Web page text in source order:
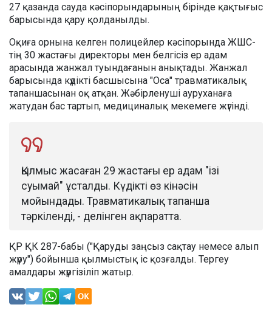
27 қазанда сауда кәсіпорындарының бірінде қақтығыс
барысында қару қолданылды.
Оқиға орнына келген полицейлер кәсіпорында ЖШС-
тің 30 жастағы директоры мен белгісіз ер адам
арасында жанжал туындағанын анықтады. Жанжал
барысында күдікті басшысына "Оса" травматикалық
тапаншасынан оқ атқан. Жәбірленуші ауруханаға
жатудан бас тартып, медициналық мекемеге жүгінді.
Қылмыс жасаған 29 жастағы ер адам "ізі
суымай" ұсталды. Күдікті өз кінәсін
мойындады. Травматикалық тапанша
тәркіленді, - делінген ақпаратта.
ҚР ҚК 287-бабы ("Қаруды заңсыз сақтау немесе алып
жүру") бойынша қылмыстық іс қозғалды. Тергеу
амалдары жүргізіліп жатыр.